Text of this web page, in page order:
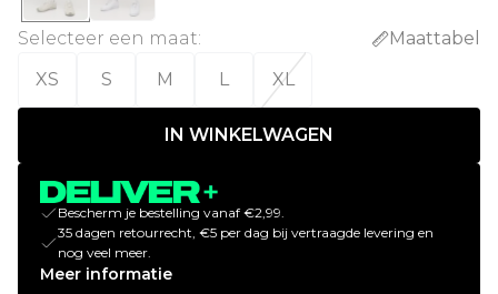
Selecteer een maat:
Maattabel
XS
S M L XL
IN WINKELWAGEN
Bescherm je bestelling vanaf €2,99.
35 dagen retourrecht, €5 per dag bij vertraagde levering en
nog veel meer.
Meer informatie